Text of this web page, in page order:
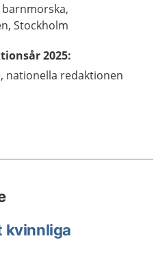
barnmorska,
Stockholm
2025:
nationella redaktionen
kvinnliga